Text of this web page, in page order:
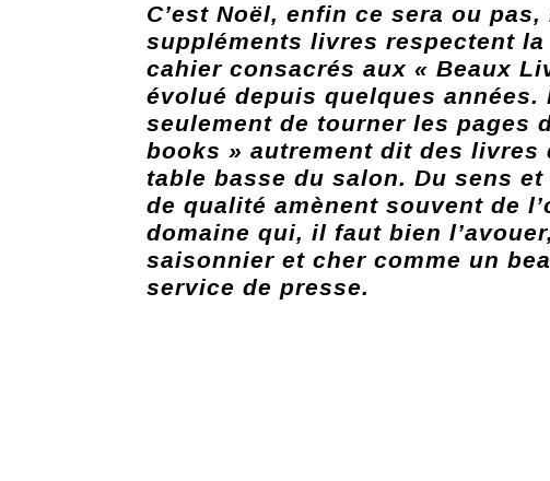
C’est Noël, enfin ce sera ou pas,
suppléments livres respectent
cahier consacrés aux « Beaux
évolué depuis quelques années.
seulement de tourner les pages
books » autrement dit des
table basse du salon. Du sens
de qualité amènent souvent de
domaine qui, il faut bien
saisonnier et cher comme un
service de presse.